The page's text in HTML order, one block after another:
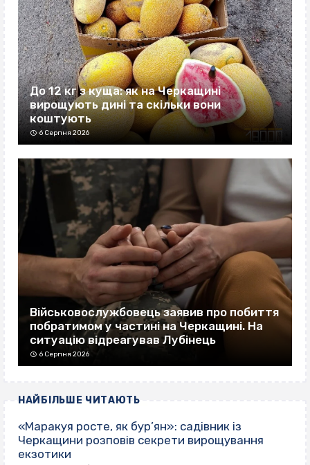
До 12 кг з куща: як на Черкащині
вирощують дині та скільки вони
коштують
6 Серпня 2026
Військовослужбовець заявив про побиття
побратимом у частині на Черкащині. На
ситуацію відреагував Лубінець
6 Серпня 2026
НАЙБІЛЬШЕ ЧИТАЮТЬ
«Маракуя росте, як бур’ян»: садівник із
Черкащини розповів секрети вирощування
екзотики